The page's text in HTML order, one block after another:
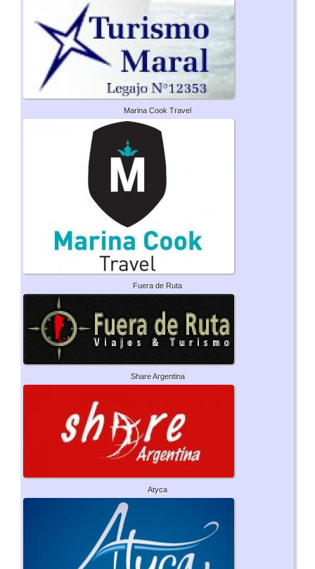
Marina Cook Travel
Fuera de Ruta
Share Argentina
Atyca